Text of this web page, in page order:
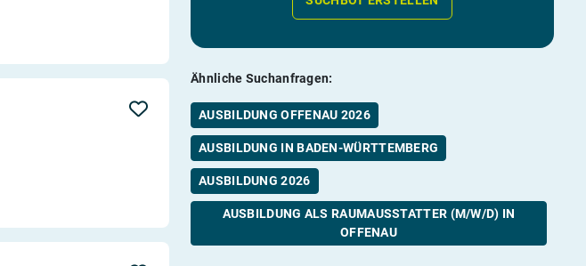
Ähnliche Suchanfragen:
AUSBILDUNG OFFENAU 2026
AUSBILDUNG IN BADEN-WÜRTTEMBERG
AUSBILDUNG 2026
AUSBILDUNG ALS RAUMAUSSTATTER (M/W/D) IN
OFFENAU